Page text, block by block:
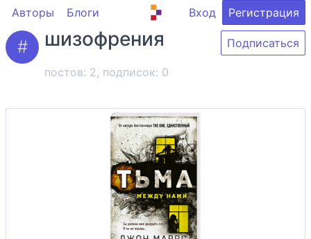
Авторы Блоги Вход Регистрация
шизофрения
постов: 2, подписок: 0
Подписаться